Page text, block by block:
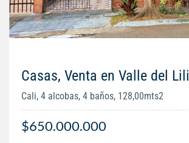
Casas, Venta en Valle del Lili
Cali, 4 alcobas, 4 baños, 128,00mts2
$650.000.000